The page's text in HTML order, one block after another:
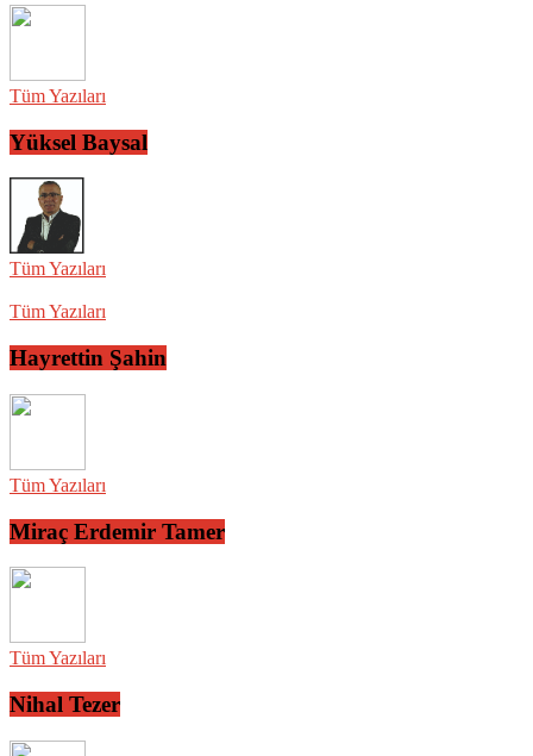
Tüm Yazıları
Yüksel Baysal
Tüm Yazıları
Tüm Yazıları
Hayrettin Şahin
Tüm Yazıları
Miraç Erdemir Tamer
Tüm Yazıları
Nihal Tezer